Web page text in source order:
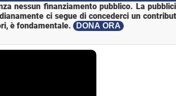
nessun finanziamento pubblico. La
ci segue di concederci un
è fondamentale.
DONA ORA